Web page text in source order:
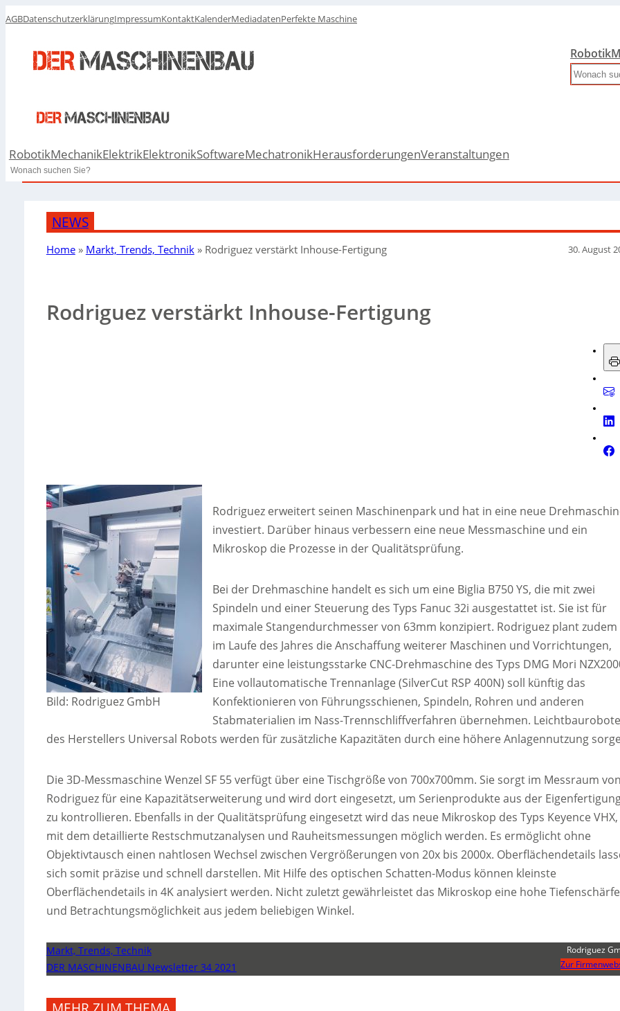
AGBDatenschutzerklärungImpressumKontaktKalenderMediadatenPerfekte Maschine
Robotik
Search
RobotikMechanikElektrikElektronikSoftwareMechatronikHerausforderungenVeranstaltungen
Search
NEWS
Home» Markt, Trends, Technik» Rodriguez verstärkt Inhouse-Fertigung 30. August
Rodriguez verstärkt Inhouse-Fertigung
Bild: Rodriguez GmbH
Rodriguez erweitert seinen Maschinenpark und hat in eine neue
investiert. Darüber hinaus verbessern eine neue Messmaschine und ein
Mikroskop die Prozesse in der Qualitätsprüfung.
Bei der Drehmaschine handelt es sich um eine Biglia B750 YS, die mit zwei
Spindeln und einer Steuerung des Typs Fanuc 32i ausgestattet ist. Sie ist für
maximale Stangendurchmesser von 63mm konzipiert. Rodriguez plant zudem
im Laufe des Jahres die Anschaffung weiterer Maschinen und Vorrichtungen,
darunter eine leistungsstarke CNC-Drehmaschine des Typs DMG Mori
Eine vollautomatische Trennanlage (SilverCut RSP 400N) soll künftig das
Konfektionieren von Führungsschienen, Spindeln, Rohren und anderen
Stabmaterialien im Nass-Trennschliffverfahren übernehmen.
des Herstellers Universal Robots werden für zusätzliche Kapazitäten durch eine höhere Anlagennutzung
Die 3D-Messmaschine Wenzel SF 55 verfügt über eine Tischgröße von 700x700mm. Sie sorgt im Messraum von
Rodriguez für eine Kapazitätserweiterung und wird dort eingesetzt, um Serienprodukte aus der
zu kontrollieren. Ebenfalls in der Qualitätsprüfung eingesetzt wird das neue Mikroskop des Typs Keyence VHX,
mit dem detaillierte Restschmutzanalysen und Rauheitsmessungen möglich werden. Es ermöglicht ohne
Objektivtausch einen nahtlosen Wechsel zwischen Vergrößerungen von 20x bis 2000x. Oberflächendetails
sich somit präzise und schnell darstellen. Mit Hilfe des optischen Schatten-Modus können kleinste
Oberflächendetails in 4K analysiert werden. Nicht zuletzt gewährleistet das Mikroskop eine hohe Tiefenschärfe
und Betrachtungsmöglichkeit aus jedem beliebigen Winkel.
Markt, Trends, Technik
DER MASCHINENBAU Newsletter 34 2021
Rodriguez
Zur